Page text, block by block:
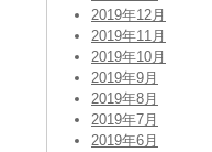
2019年12月
2019年11月
2019年10月
2019年9月
2019年8月
2019年7月
2019年6月